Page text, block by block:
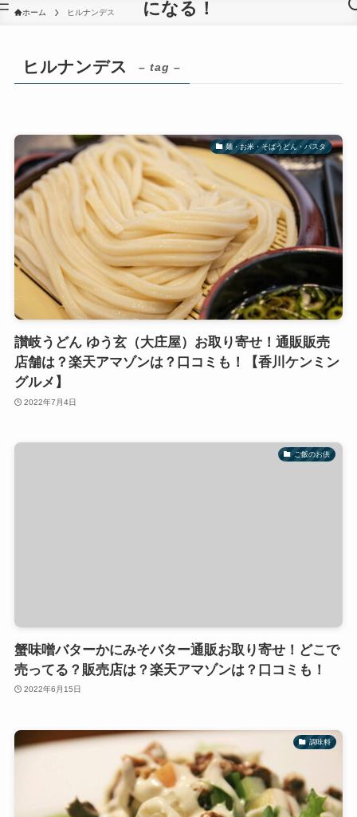
になる！
ホーム ヒルナンデス
ヒルナンデス – tag –
麺・お米・そばうどん・パスタ
讃岐うどん ゆう玄（大庄屋）お取り寄せ！通販販売
店舗は？楽天アマゾンは？口コミも！【香川ケンミン
グルメ】
2022年7月4日
ご飯のお供
蟹味噌バターかにみそバター通販お取り寄せ！どこで
売ってる？販売店は？楽天アマゾンは？口コミも！
2022年6月15日
調味料